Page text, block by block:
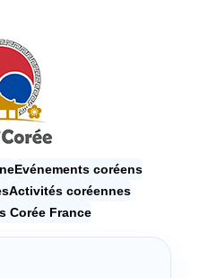
Evénements coréens
Activités coréennes
Corée France